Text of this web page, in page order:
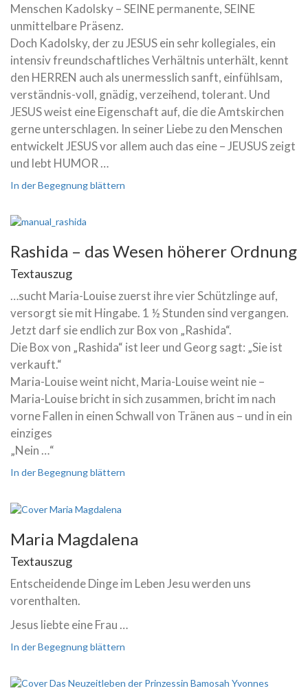
Menschen Kadolsky – SEINE permanente, SEINE
unmittelbare Präsenz.
Doch Kadolsky, der zu JESUS ein sehr kollegiales, ein
intensiv freundschaftliches Verhältnis unterhält, kennt
den HERREN auch als unermesslich sanft, einfühlsam,
verständnis-voll, gnädig, verzeihend, tolerant. Und
JESUS weist eine Eigenschaft auf, die die Amtskirchen
gerne unterschlagen. In seiner Liebe zu den Menschen
entwickelt JESUS vor allem auch das eine – JEUSUS zeigt
und lebt HUMOR …
In der Begegnung blättern
Rashida – das Wesen höherer Ordnung
Textauszug
…sucht Maria-Louise zuerst ihre vier Schützlinge auf,
versorgt sie mit Hingabe. 1 ½ Stunden sind vergangen.
Jetzt darf sie endlich zur Box von „Rashida“.
Die Box von „Rashida“ ist leer und Georg sagt: „Sie ist
verkauft.“
Maria-Louise weint nicht, Maria-Louise weint nie –
Maria-Louise bricht in sich zusammen, bricht im nach
vorne Fallen in einen Schwall von Tränen aus – und in ein
einziges
„Nein …“
In der Begegnung blättern
Maria Magdalena
Textauszug
Entscheidende Dinge im Leben Jesu werden uns
vorenthalten.
Jesus liebte eine Frau …
In der Begegnung blättern